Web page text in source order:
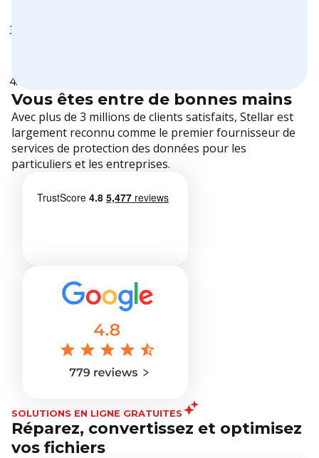
Vous êtes entre de bonnes mains
Avec plus de 3 millions de clients satisfaits, Stellar est
largement reconnu comme le premier fournisseur de
services de protection des données pour les
particuliers et les entreprises.
SOLUTIONS EN LIGNE GRATUITES
Réparez, convertissez et optimisez
vos fichiers